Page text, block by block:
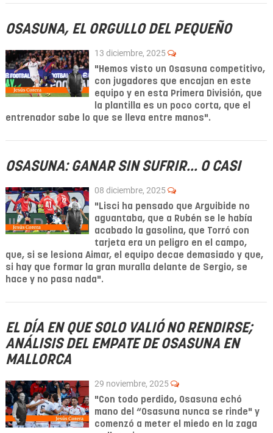
OSASUNA, EL ORGULLO DEL PEQUEÑO
13 diciembre, 2025
"Hemos visto un Osasuna competitivo,
con jugadores que encajan en este
equipo y en esta Primera División, que
la plantilla es un poco corta, que el
entrenador sabe lo que se lleva entre manos".
OSASUNA: GANAR SIN SUFRIR... O CASI
08 diciembre, 2025
"Lisci ha pensado que Arguibide no
aguantaba, que a Rubén se le había
acabado la gasolina, que Torró con
tarjeta era un peligro en el campo,
que, si se lesiona Aimar, el equipo decae demasiado y que,
si hay que formar la gran muralla delante de Sergio, se
hace y no pasa nada".
EL DÍA EN QUE SOLO VALIÓ NO RENDIRSE;
ANÁLISIS DEL EMPATE DE OSASUNA EN
MALLORCA
29 noviembre, 2025
"Con todo perdido, Osasuna echó
mano del “Osasuna nunca se rinde" y
comenzó a meter el miedo en la zaga